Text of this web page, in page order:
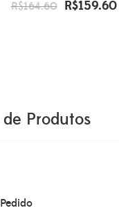
R$164.60 O
R$159.60O
Produtos